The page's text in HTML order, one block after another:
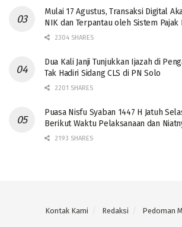
Mulai 17 Agustus, Transaksi Digital
NIK dan Terpantau oleh Sistem Pajak
2304 SHARES
Dua Kali Janji Tunjukkan Ijazah di
Tak Hadiri Sidang CLS di PN Solo
2201 SHARES
Puasa Nisfu Syaban 1447 H Jatuh
Berikut Waktu Pelaksanaan dan
2193 SHARES
Kontak Kami Redaksi Pedoman